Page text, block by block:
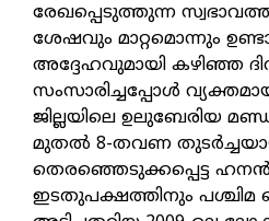
രേഖപ്പെടുത്തുന്ന
ശേഷവും മാറ്റമൊന്നും
അദ്ദേഹവുമായി കഴിഞ്ഞ
സംസാരിച്ചപ്പോള്‍
ജില്ലയിലെ ഉലുബേരിയ
മുതല്‍ 8-തവണ
തെരഞ്ഞെടുക്കപ്പെട്ട
ഇടതുപക്ഷത്തിനും പശ്ചിമ